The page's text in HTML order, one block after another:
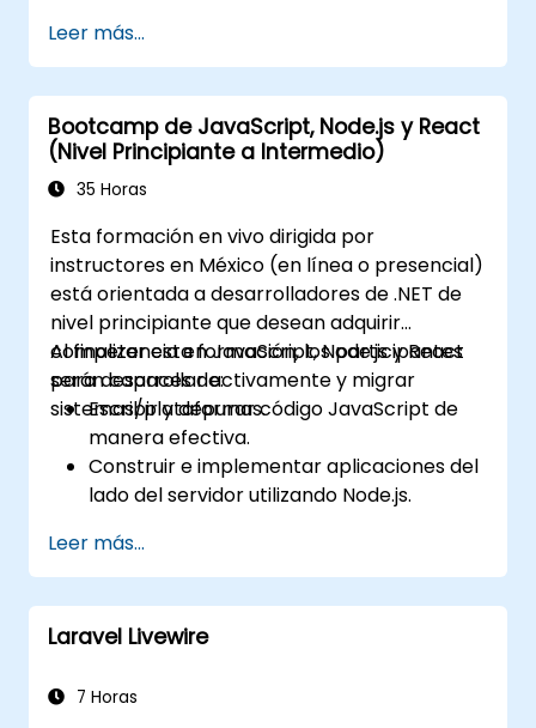
Entender y aplicar los principios básicos
de la programación orientada a objetos
usando Groovy.
Aprender técnicas básicas de manejo de
errores para gestionar errores comunes
y excepciones en Groovy.
Leer más...
Bootcamp de JavaScript, Node.js y React
(Nivel Principiante a Intermedio)
35 Horas
Esta formación en vivo dirigida por
instructores en México (en línea o presencial)
está orientada a desarrolladores de .NET de
nivel principiante que desean adquirir
competencia en JavaScript, Node.js y React
para desarrollar activamente y migrar
sistemas/plataformas.
Al finalizar esta formación, los participantes
serán capaces de:
Escribir y depurar código JavaScript de
manera efectiva.
Construir e implementar aplicaciones del
lado del servidor utilizando Node.js.
dinámicas y responsivas con React.
Integrar componentes front-end y back-
end para crear aplicaciones de pila
completa (full-stack).
migrar sistemas heredados a
Leer más...
Laravel Livewire
7 Horas